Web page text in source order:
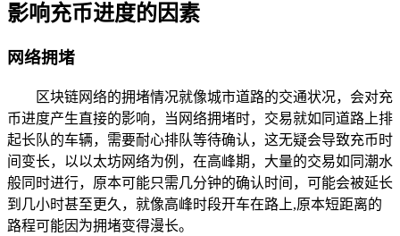
影响充币进度的因素
网络拥堵
区块链网络的拥堵情况就像城市道路的交通状况，会对充
币进度产生直接的影响，当网络拥堵时，交易就如同道路上排
起长队的车辆，需要耐心排队等待确认，这无疑会导致充币时
间变长，以以太坊网络为例，在高峰期，大量的交易如同潮水
般同时进行，原本可能只需几分钟的确认时间，可能会被延长
到几小时甚至更久，就像高峰时段开车在路上,原本短距离的
路程可能因为拥堵变得漫长。